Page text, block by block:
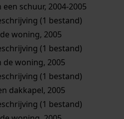
schuur, 2004-2005
(1 bestand)
woning, 2005
(1 bestand)
woning, 2005
(1 bestand)
dakkapel, 2005
(1 bestand)